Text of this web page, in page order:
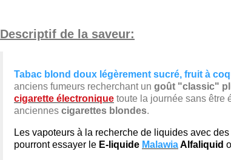
Descriptif de la saveur:
Tabac blond doux légèrement sucré, fruit à
anciens fumeurs recherchant un goût "classic"
cigarette électronique toute la journée sans être
anciennes cigarettes blondes
Les vapoteurs à la recherche de liquides avec
pourront essayer le E-liquide MalawiaAlfaliquid